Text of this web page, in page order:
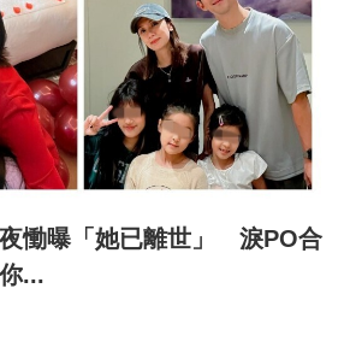
慟曝「她已離世」 淚PO合
...